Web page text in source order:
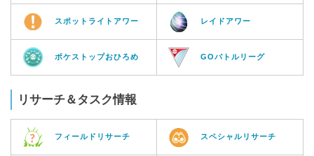
スポットライトアワー レイドアワー
ポケストップおひろめ GOバトルリーグ
リサーチ＆タスク情報
フィールドリサーチ スペシャルリサーチ